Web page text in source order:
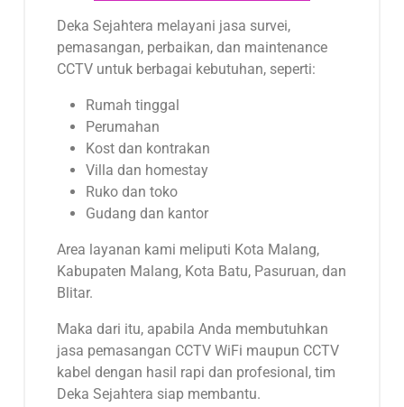
Deka Sejahtera melayani jasa survei,
pemasangan, perbaikan, dan maintenance
CCTV untuk berbagai kebutuhan, seperti:
Rumah tinggal
Perumahan
Kost dan kontrakan
Villa dan homestay
Ruko dan toko
Gudang dan kantor
Area layanan kami meliputi Kota Malang,
Kabupaten Malang, Kota Batu, Pasuruan, dan
Blitar.
Maka dari itu, apabila Anda membutuhkan
jasa pemasangan CCTV WiFi maupun CCTV
kabel dengan hasil rapi dan profesional, tim
Deka Sejahtera siap membantu.